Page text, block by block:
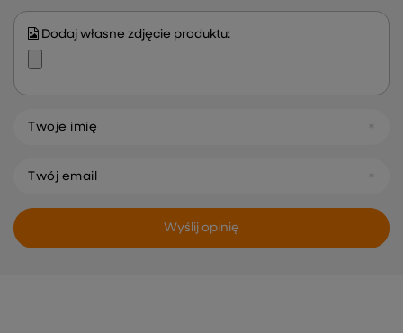
Dodaj własne zdjęcie produktu:
Twoje imię
Twój email
Wyślij opinię